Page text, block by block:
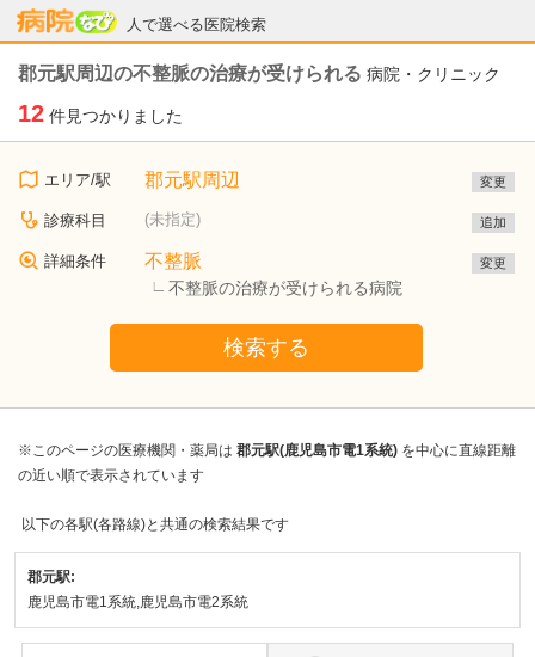
人で選べる医院検索
病院なび
郡元駅周辺の不整脈の治療が受けられる 病院・クリニック
12 件見つかりました
エリア/駅 郡元駅周辺 変更
診療科目 (未指定) 追加
詳細条件 不整脈
不整脈の治療が受けられる病院
変更
検索する
※このページの医療機関・薬局は 郡元駅(鹿児島市電1系統) を中心に直線距離
の近い順で表示されています
以下の各駅(各路線)と共通の検索結果です
郡元駅:
鹿児島市電1系統,鹿児島市電2系統